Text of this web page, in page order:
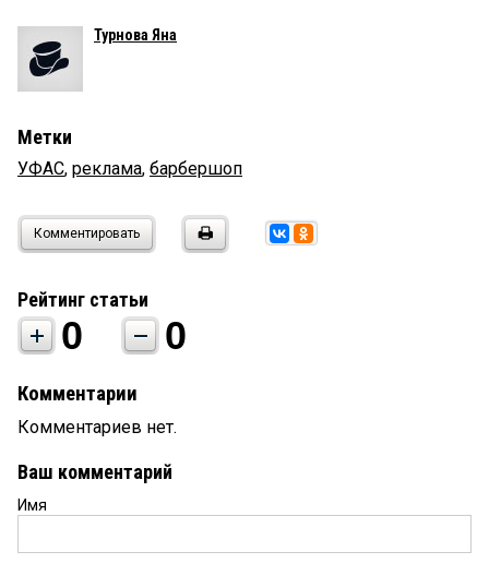
Турнова Яна
Метки
УФАС, реклама, барбершоп
Комментировать
Рейтинг статьи
0 0
Комментарии
Комментариев нет.
Ваш комментарий
Имя